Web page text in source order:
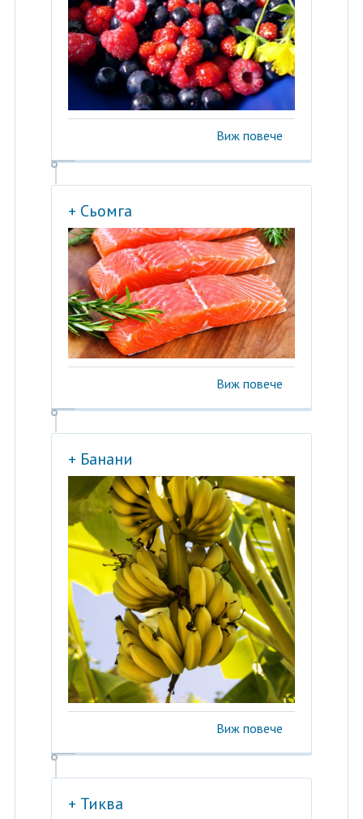
Виж повече
+ Сьомга
Виж повече
+ Банани
Виж повече
+ Тиква